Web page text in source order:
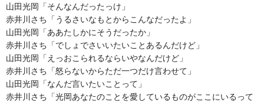
山田光岡「そんなんだったっけ」
赤井川さち「うるさいなもとからこんなだったよ」
山田光岡「ああたしかにそうだったか」
赤井川さち「でしょでさいいたいことあるんだけど」
山田光岡「えっおこられるならいやなんだけど」
赤井川さち「怒らないからただ一つだけ言わせて」
山田光岡「なんだ言いたいことって」
赤井川さち「光岡あなたのことを愛しているものがここにいるって